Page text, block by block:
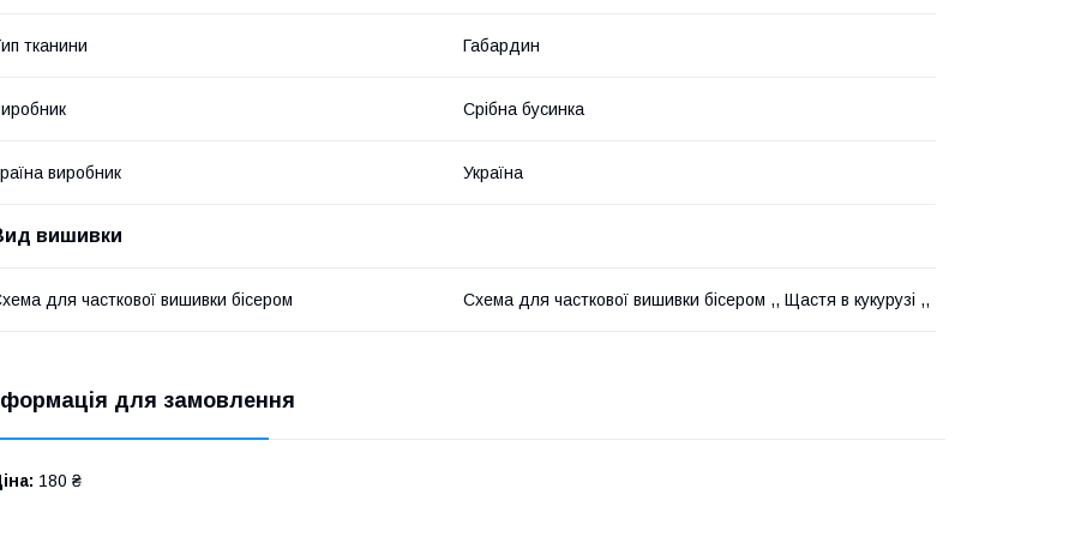
тканини Габардин
Срібна бусинка
виробник Україна
вишивки
для часткової вишивки бісером Схема для часткової вишивки бісером ,, Щастя в кукурузі ,,
для замовлення
180 ₴